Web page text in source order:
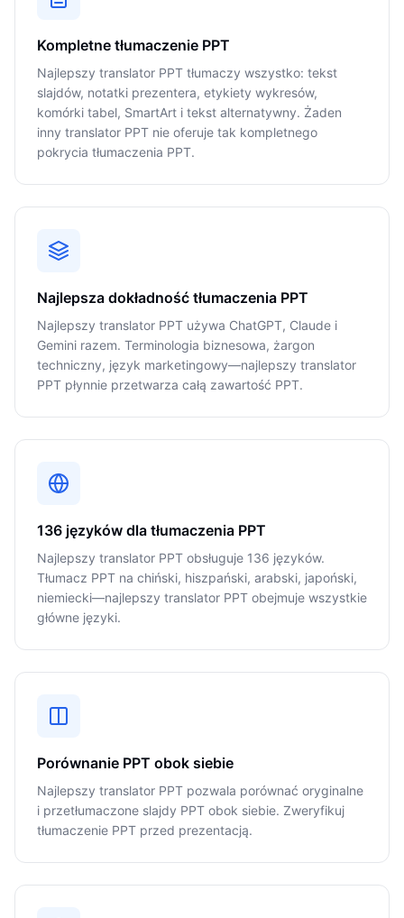
Kompletne tłumaczenie PPT
Najlepszy translator PPT tłumaczy wszystko: tekst
slajdów, notatki prezentera, etykiety wykresów,
komórki tabel, SmartArt i tekst alternatywny. Żaden
inny translator PPT nie oferuje tak kompletnego
pokrycia tłumaczenia PPT.
Najlepsza dokładność tłumaczenia PPT
Najlepszy translator PPT używa ChatGPT, Claude i
Gemini razem. Terminologia biznesowa, żargon
techniczny, język marketingowy—najlepszy translator
PPT płynnie przetwarza całą zawartość PPT.
136 języków dla tłumaczenia PPT
Najlepszy translator PPT obsługuje 136 języków.
Tłumacz PPT na chiński, hiszpański, arabski, japoński,
niemiecki—najlepszy translator PPT obejmuje wszystkie
główne języki.
Porównanie PPT obok siebie
Najlepszy translator PPT pozwala porównać oryginalne
i przetłumaczone slajdy PPT obok siebie. Zweryfikuj
tłumaczenie PPT przed prezentacją.